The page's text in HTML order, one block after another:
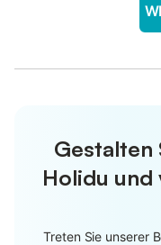
Gestalten
Holidu und
Treten Sie unserer